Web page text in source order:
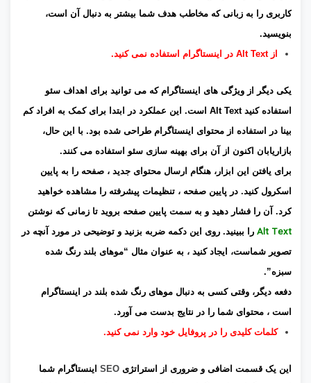
کاربری را به زبانی که مخاطب هدف شما بیشتر به دنبال آن است،
بنویسید.
از Alt Text در اینستاگرام استفاده نمی کنید.
یکی دیگر از ویژگی های اینستاگرام که می توانید برای اهداف سئو
استفاده کنید Alt Text است. این عملکرد در ابتدا برای کمک به افراد کم
بینا در استفاده از محتوای اینستاگرام طراحی شده بود. با این حال،
بازاریابان اکنون از آن برای بهینه سازی سئو استفاده می کنند.
برای یافتن این ابزار، هنگام ارسال محتوای جدید ، صفحه را به پایین
اسکرول کنید. در پایین صفحه ، تنظیمات پیشرفته را مشاهده خواهید
کرد. آن را فشار دهید و به سمت پایین صفحه بروید تا زمانی که نوشتن
Alt Textرا ببینید. روی این دکمه ضربه بزنید و توضیحی در مورد آنچه در
تصویر شماست، ایجاد کنید ، به عنوان مثال “موهای بلند رنگ شده
سبزه”.
دفعه دیگر، وقتی کسی به دنبال موهای رنگ شده بلند در اینستاگرام
است ، محتوای شما را در نتایج بدست می آورد.
کلمات کلیدی را در پروفایل خود وارد نمی کنید.
این یک قسمت اضافی و ضروری از استراتژی SEOاینستاگرام شما